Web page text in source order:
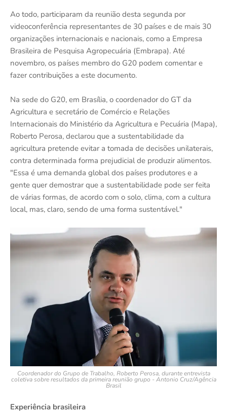
Ao todo, participaram da reunião desta segunda por
videoconferência representantes de 30 países e de mais 30
organizações internacionais e nacionais, como a Empresa
Brasileira de Pesquisa Agropecuária (Embrapa). Até
novembro, os países membro do G20 podem comentar e
fazer contribuições a este documento.
Na sede do G20, em Brasília, o coordenador do GT da
Agricultura e secretário de Comércio e Relações
Internacionais do Ministério da Agricultura e Pecuária (Mapa),
Roberto Perosa, declarou que a sustentabilidade da
agricultura pretende evitar a tomada de decisões unilaterais,
contra determinada forma prejudicial de produzir alimentos.
"Essa é uma demanda global dos países produtores e a
gente quer demostrar que a sustentabilidade pode ser feita
de várias formas, de acordo com o solo, clima, com a cultura
local, mas, claro, sendo de uma forma sustentável."
Coordenador do Grupo de Trabalho, Roberto Perosa, durante entrevista
coletiva sobre resultados da primeira reunião grupo - Antonio Cruz/Agência
Brasil
Experiência brasileira